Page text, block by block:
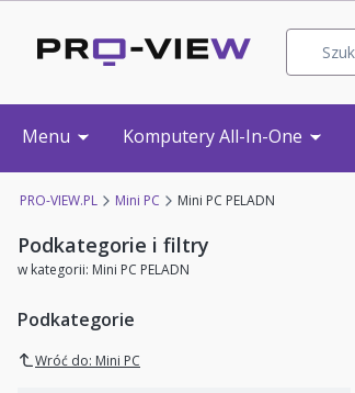
Menu Komputery All-In-One
PRO-VIEW.PL Mini PC Mini PC PELADN
Podkategorie i filtry
w kategorii: Mini PC PELADN
Podkategorie
Wróć do: Mini PC